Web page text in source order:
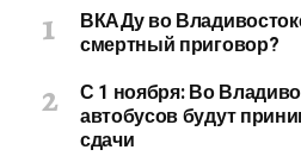
ВКАДу во
смертный приговор?
С 1 ноября: Во
автобусов будут
сдачи